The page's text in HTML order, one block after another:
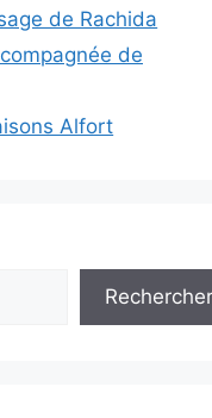
de Rachida
de
Alfort
Rechercher